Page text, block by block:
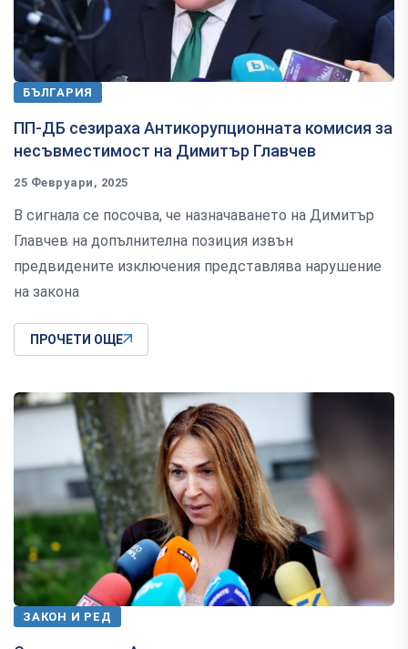
БЪЛГАРИЯ
ПП-ДБ сезираха Антикорупционната комисия за
несъвместимост на Димитър Главчев
25 Февруари, 2025
В сигнала се посочва, че назначаването на Димитър
Главчев на допълнителна позиция извън
предвидените изключения представлява нарушение
на закона
ПРОЧЕТИ ОЩЕ
ЗАКОН И РЕД